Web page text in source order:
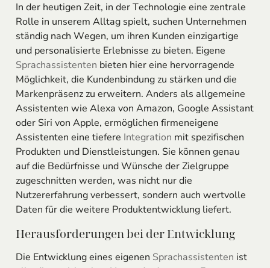
In der heutigen Zeit, in der Technologie eine zentrale
Rolle in unserem Alltag spielt, suchen Unternehmen
ständig nach Wegen, um ihren Kunden einzigartige
und personalisierte Erlebnisse zu bieten. Eigene
Sprachassistenten bieten hier eine hervorragende
Möglichkeit, die Kundenbindung zu stärken und die
Markenpräsenz zu erweitern. Anders als allgemeine
Assistenten wie Alexa von Amazon, Google Assistant
oder Siri von Apple, ermöglichen firmeneigene
Assistenten eine tiefere Integration mit spezifischen
Produkten und Dienstleistungen. Sie können genau
auf die Bedürfnisse und Wünsche der Zielgruppe
zugeschnitten werden, was nicht nur die
Nutzererfahrung verbessert, sondern auch wertvolle
Daten für die weitere Produktentwicklung liefert.
Herausforderungen bei der Entwicklung
Die Entwicklung eines eigenen Sprachassistenten ist